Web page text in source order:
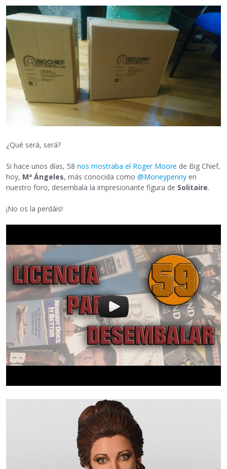
¿Qué será, será?
Si hace unos días, 58 nos mostraba el Roger Moore de Big Chief,
hoy, Mª Ángeles, más conocida como @Moneypenny en
nuestro foro, desembala la impresionante figura de Solitaire.
¡No os la perdáis!